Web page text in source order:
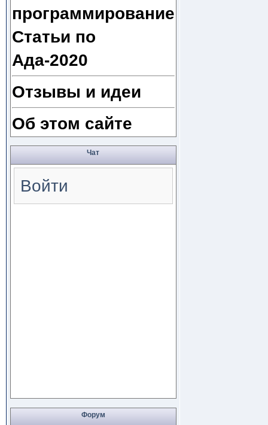
программирование
Статьи по
Ада-2020
Отзывы и идеи
Об этом сайте
Чат
Войти
Форум